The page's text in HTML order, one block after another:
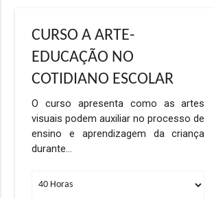
CURSO A ARTE-
EDUCAÇÃO NO
COTIDIANO ESCOLAR
O curso apresenta como as artes
visuais podem auxiliar no processo de
ensino e aprendizagem da criança
durante…